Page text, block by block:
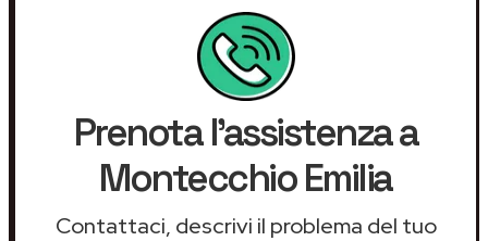
Prenota l'assistenza a
Montecchio Emilia
Contattaci, descrivi il problema del tuo